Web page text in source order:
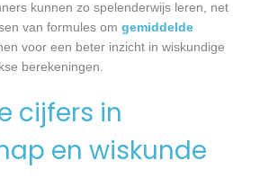
kunnen zo spelenderwijs leren, net
van formules om gemiddelde
voor een beter inzicht in wiskundige
berekeningen.
cijfers in
en wiskunde